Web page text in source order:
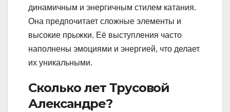
динамичным и энергичным стилем катания.
Она предпочитает сложные элементы и
высокие прыжки. Её выступления часто
наполнены эмоциями и энергией, что делает
их уникальными.
Сколько лет Трусовой
Александре?